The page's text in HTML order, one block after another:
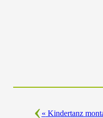
« Kindertanz